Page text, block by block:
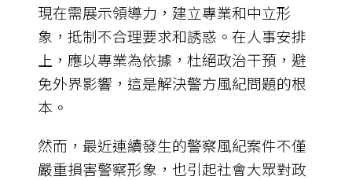
現在需展示領導力，建立專業和中立形
象，抵制不合理要求和誘惑。在人事安排
上，應以專業為依據，杜絕政治干預，避
免外界影響，這是解決警方風紀問題的根
本。
然而，最近連續發生的警察風紀案件不僅
嚴重損害警察形象，也引起社會大眾對政